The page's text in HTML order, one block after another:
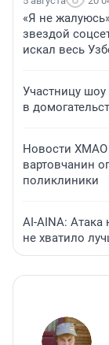
«Я не
звездой
искал весь
Участницу
в
Новости ХМАО
вартовчанин
поликлиники
AI-AINA: Атака
не хватило